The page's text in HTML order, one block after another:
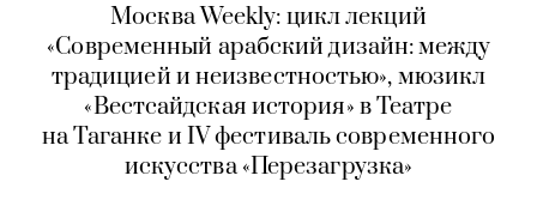
Москва Weekly: цикл лекций
«Современный арабский дизайн: между
традицией и неизвестностью», мюзикл
«Вестсайдская история» в Театре
на Таганке и IV фестиваль современного
искусства «Перезагрузка»